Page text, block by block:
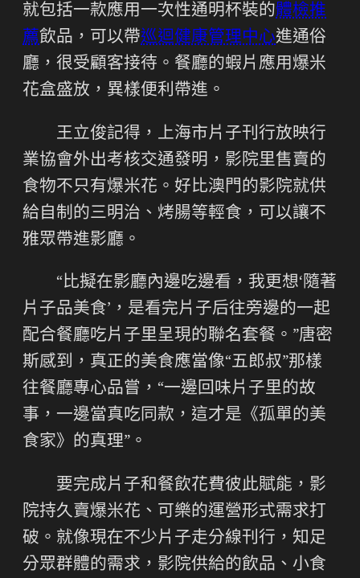
就包括一款應用一次性通明杯裝的體檢推
薦飲品，可以帶巡迴健康管理中心進通俗
廳，很受顧客接待。餐廳的蝦片應用爆米
花盒盛放，異樣便利帶進。
王立俊記得，上海市片子刊行放映行
業協會外出考核交通發明，影院里售賣的
食物不只有爆米花。好比澳門的影院就供
給自制的三明治、烤腸等輕食，可以讓不
雅眾帶進影廳。
“比擬在影廳內邊吃邊看，我更想‘隨著
片子品美食’，是看完片子后往旁邊的一起
配合餐廳吃片子里呈現的聯名套餐。”唐密
斯感到，真正的美食應當像“五郎叔”那樣
往餐廳專心品嘗，“一邊回味片子里的故
事，一邊當真吃同款，這才是《孤單的美
食家》的真理”。
要完成片子和餐飲花費彼此賦能，影
院持久賣爆米花、可樂的運營形式需求打
破。就像現在不少片子走分線刊行，知足
分眾群體的需求，影院供給的飲品、小食